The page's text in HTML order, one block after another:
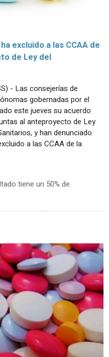
excluido a las CCAA de
de Ley del
- Las consejerías de
gobernadas por el
este jueves su acuerdo
al anteproyecto de Ley
y han denunciado
a las CCAA de la
tiene un 50% de